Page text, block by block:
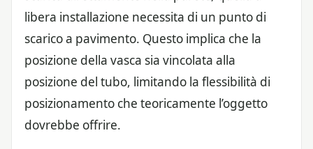
libera installazione necessita di un punto di
scarico a pavimento. Questo implica che la
posizione della vasca sia vincolata alla
posizione del tubo, limitando la flessibilità di
posizionamento che teoricamente l’oggetto
dovrebbe offrire.